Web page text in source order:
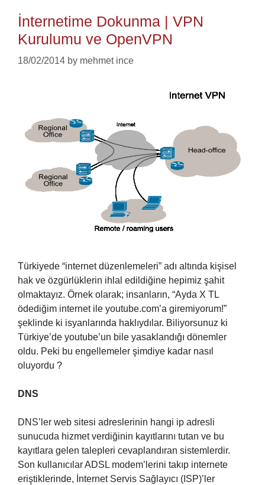
İnternetime Dokunma | VPN
Kurulumu ve OpenVPN
18/02/2014 by mehmet ince
Türkiyede “internet düzenlemeleri” adı altında kişisel
hak ve özgürlüklerin ihlal edildiğine hepimiz şahit
olmaktayız. Örnek olarak; insanların, “Ayda X TL
ödediğim internet ile youtube.com’a giremiyorum!”
şeklinde ki isyanlarında haklıydılar. Biliyorsunuz ki
Türkiye’de youtube’un bile yasaklandığı dönemler
oldu. Peki bu engellemeler şimdiye kadar nasıl
oluyordu ?
DNS
DNS’ler web sitesi adreslerinin hangi ip adresli
sunucuda hizmet verdiğinin kayıtlarını tutan ve bu
kayıtlara gelen talepleri cevaplandıran sistemlerdir.
Son kullanıcılar ADSL modem’lerini takıp internete
eriştiklerinde, İnternet Servis Sağlayıcı (ISP)’ler